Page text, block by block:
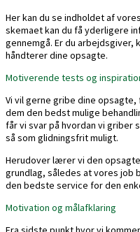
Her kan du se indholdet af
skemaet kan du få yderligere
gennemgå. Er du arbejdsgiver,
håndterer dine opsagte.
Motiverende tests og
Vi vil gerne gribe dine
dem den bedst mulige
får vi svar på hvordan vi griber
så som glidningsfrit muligt.
Herudover lærer vi den
grundlag, således at vores job
den bedste service for den
Motivation og målafklaring